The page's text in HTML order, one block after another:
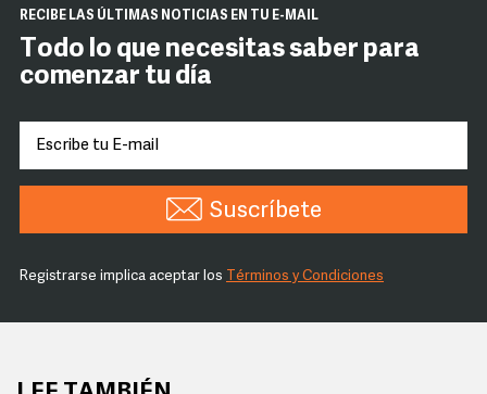
RECIBE LAS ÚLTIMAS NOTICIAS EN TU E-MAIL
Todo lo que necesitas saber para
comenzar tu día
Suscríbete
Registrarse implica aceptar los Términos y Condiciones